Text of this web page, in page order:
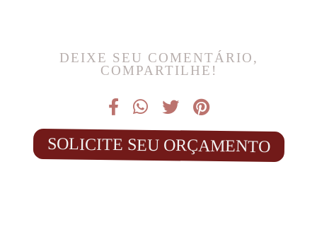
DEIXE SEU COMENTÁRIO,
COMPARTILHE!
SOLICITE SEU ORÇAMENTO